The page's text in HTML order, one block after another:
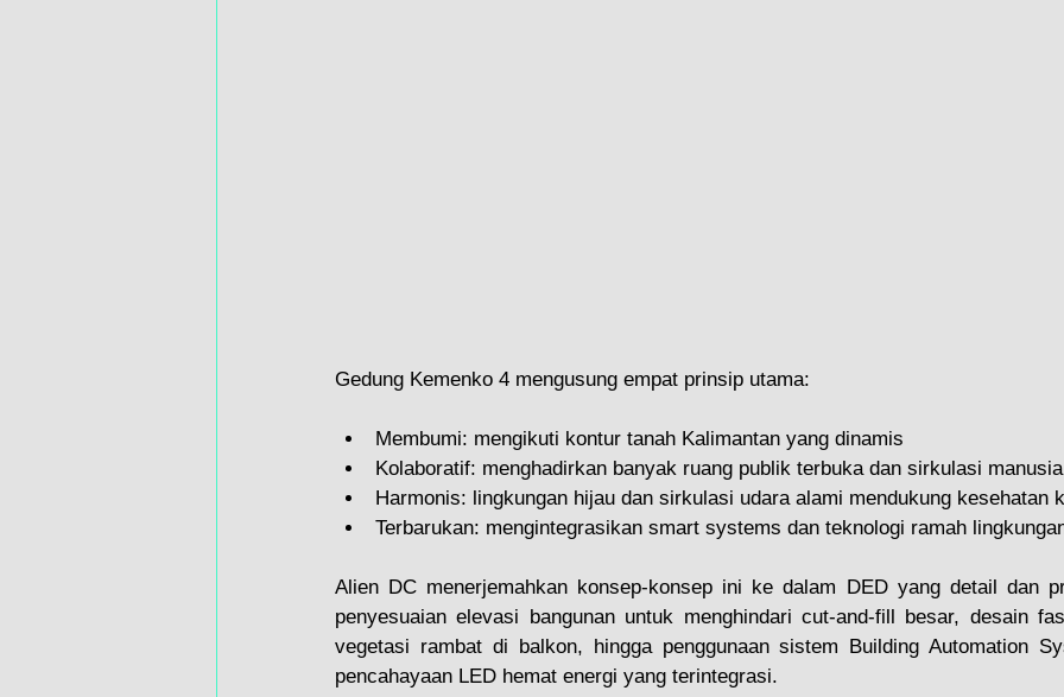
Gedung Kemenko 4 mengusung empat prinsip utama:
Membumi: mengikuti kontur tanah Kalimantan yang dinamis
Kolaboratif: menghadirkan banyak ruang publik terbuka dan sirkulasi
Harmonis: lingkungan hijau dan sirkulasi udara alami mendukung kesehatan
Terbarukan: mengintegrasikan smart systems dan teknologi ramah
Alien DC menerjemahkan konsep-konsep ini ke dalam DED yang detail dan
penyesuaian elevasi bangunan untuk menghindari cut-and-fill besar, desain
vegetasi rambat di balkon, hingga penggunaan sistem Building Automation
pencahayaan LED hemat energi yang terintegrasi.